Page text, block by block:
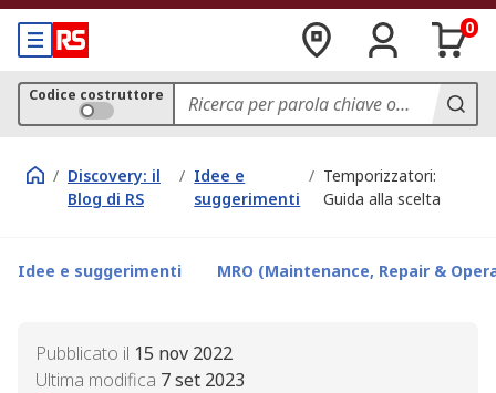
0
Codice costruttore
/ Discovery: il
Blog di RS
/ Idee e
suggerimenti
/ Temporizzatori:
Guida alla scelta
Idee e suggerimenti MRO (Maintenance, Repair &
Pubblicato il 15 nov 2022
Ultima modifica 7 set 2023